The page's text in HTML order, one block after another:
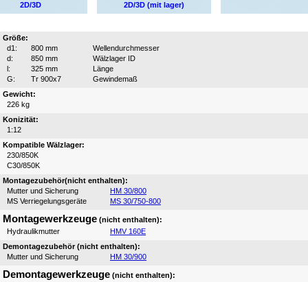
2D/3D
2D/3D (mit lager)
Größe:
d1:
800 mm
Wellendurchmesser
d:
850 mm
Wälzlager ID
l:
325 mm
Länge
G:
Tr 900x7
Gewindemaß
Gewicht:
226 kg
Konizität:
1:12
Kompatible Wälzlager:
230/850K
C30/850K
Montagezubehör(nicht enthalten):
Mutter und Sicherung
HM 30/800
MS Verriegelungsgeräte
MS 30/750-800
Montagewerkzeuge (nicht enthalten):
Hydraulikmutter
HMV 160E
Demontagezubehör (nicht enthalten):
Mutter und Sicherung
HM 30/900
Demontagewerkzeuge (nicht enthalten):